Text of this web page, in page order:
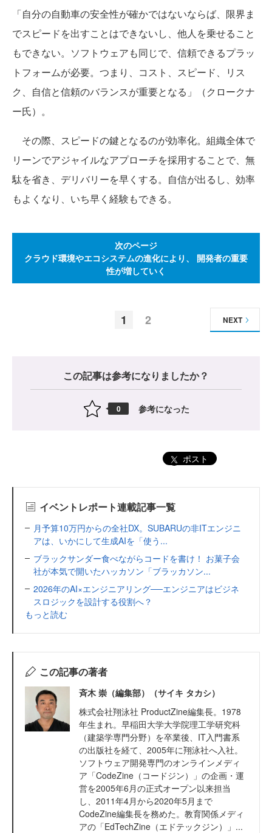
「自分の自動車の安全性が確かではないならば、限界ま
でスピードを出すことはできないし、他人を乗せること
もできない。ソフトウェアも同じで、信頼できるプラッ
トフォームが必要。つまり、コスト、スピード、リス
ク、自信と信頼のバランスが重要となる」（クロークナ
ー氏）。
その際、スピードの鍵となるのが効率化。組織全体で
リーンでアジャイルなアプローチを採用することで、無
駄を省き、デリバリーを早くする。自信が出るし、効率
もよくなり、いち早く経験もできる。
次のページ
クラウド環境やエコシステムの進化により、 開発者の重要
性が増していく
1 2 NEXT
この記事は参考になりましたか？
0 参考になった
ポスト
イベントレポート連載記事一覧
月予算10万円からの全社DX。SUBARUの非ITエンジニ
アは、いかにして生成AIを「使う...
ブラックサンダー食べながらコードを書け！ お菓子会
社が本気で開いたハッカソン「ブラッカソン...
2026年のAI×エンジニアリング──エンジニアはビジネ
スロジックを設計する役割へ？
もっと読む
この記事の著者
斉木 崇（編集部）（サイキ タカシ）
株式会社翔泳社 ProductZine編集長。1978
年生まれ。早稲田大学大学院理工学研究科
（建築学専門分野）を卒業後、IT入門書系
の出版社を経て、2005年に翔泳社へ入社。
ソフトウェア開発専門のオンラインメディ
ア「CodeZine（コードジン）」の企画・運
営を2005年6月の正式オープン以来担当
し、2011年4月から2020年5月まで
CodeZine編集長を務めた。教育関係メディ
アの「EdTechZine（エドテックジン）」...